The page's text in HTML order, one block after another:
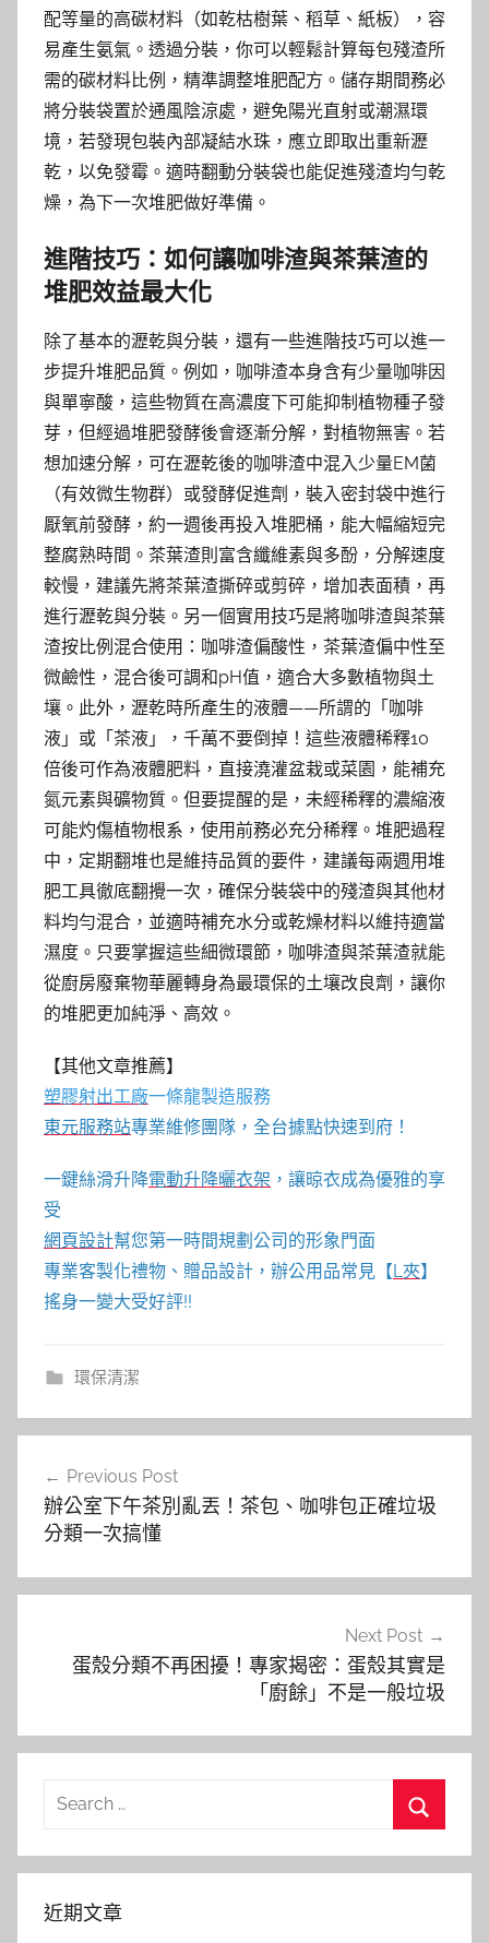
配等量的高碳材料（如乾枯樹葉、稻草、紙板），容
易產生氨氣。透過分裝，你可以輕鬆計算每包殘渣所
需的碳材料比例，精準調整堆肥配方。儲存期間務必
將分裝袋置於通風陰涼處，避免陽光直射或潮濕環
境，若發現包裝內部凝結水珠，應立即取出重新瀝
乾，以免發霉。適時翻動分裝袋也能促進殘渣均勻乾
燥，為下一次堆肥做好準備。
進階技巧：如何讓咖啡渣與茶葉渣的
堆肥效益最大化
除了基本的瀝乾與分裝，還有一些進階技巧可以進一
步提升堆肥品質。例如，咖啡渣本身含有少量咖啡因
與單寧酸，這些物質在高濃度下可能抑制植物種子發
芽，但經過堆肥發酵後會逐漸分解，對植物無害。若
想加速分解，可在瀝乾後的咖啡渣中混入少量EM菌
（有效微生物群）或發酵促進劑，裝入密封袋中進行
厭氧前發酵，約一週後再投入堆肥桶，能大幅縮短完
整腐熟時間。茶葉渣則富含纖維素與多酚，分解速度
較慢，建議先將茶葉渣撕碎或剪碎，增加表面積，再
進行瀝乾與分裝。另一個實用技巧是將咖啡渣與茶葉
渣按比例混合使用：咖啡渣偏酸性，茶葉渣偏中性至
微鹼性，混合後可調和pH值，適合大多數植物與土
壤。此外，瀝乾時所產生的液體——所謂的「咖啡
液」或「茶液」，千萬不要倒掉！這些液體稀釋10
倍後可作為液體肥料，直接澆灌盆栽或菜園，能補充
氮元素與礦物質。但要提醒的是，未經稀釋的濃縮液
可能灼傷植物根系，使用前務必充分稀釋。堆肥過程
中，定期翻堆也是維持品質的要件，建議每兩週用堆
肥工具徹底翻攪一次，確保分裝袋中的殘渣與其他材
料均勻混合，並適時補充水分或乾燥材料以維持適當
濕度。只要掌握這些細微環節，咖啡渣與茶葉渣就能
從廚房廢棄物華麗轉身為最環保的土壤改良劑，讓你
的堆肥更加純淨、高效。
【其他文章推薦】
塑膠射出工廠一條龍製造服務
東元服務站專業維修團隊，全台據點快速到府！
一鍵絲滑升降電動升降曬衣架 ，讓晾衣成為優雅的享
受
網頁設計幫您第一時間規劃公司的形象門面
專業客製化禮物、贈品設計，辦公用品常見【L夾】
搖身一變大受好評!!
環保清潔
章
導
覽
Previous Post
辦公室下午茶別亂丟！茶包、咖啡包正確垃圾
分類一次搞懂
Next Post
蛋殼分類不再困擾！專家揭密：蛋殼其實是
「廚餘」不是一般垃圾
Search
近期文章